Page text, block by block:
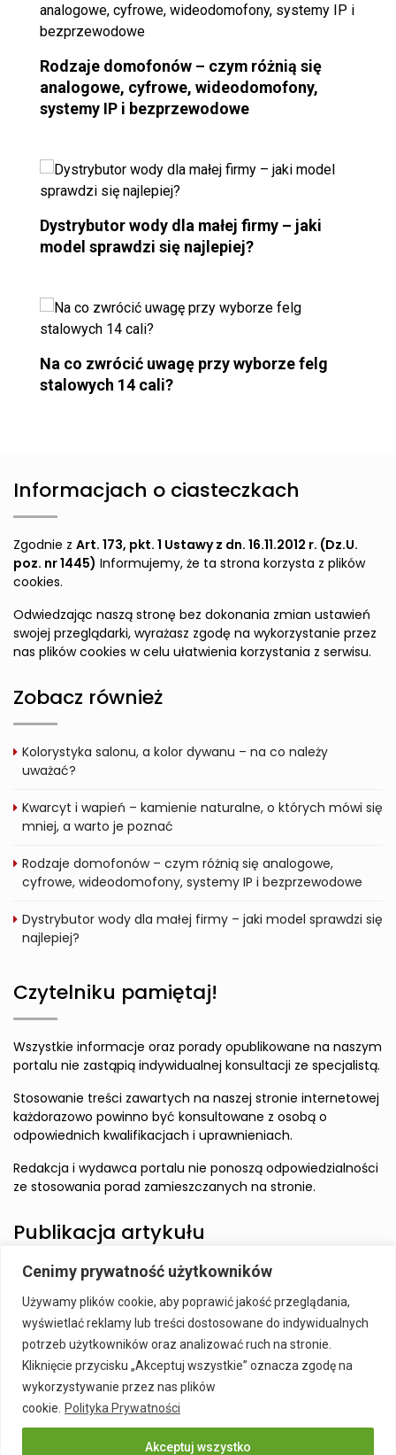
Cenimy prywatność użytkowników
Używamy plików cookie, aby poprawić jakość przeglądania,
wyświetlać reklamy lub treści dostosowane do indywidualnych
potrzeb użytkowników oraz analizować ruch na stronie.
Kliknięcie przycisku „Akceptuj wszystkie” oznacza zgodę na
wykorzystywanie przez nas plików
cookie. Polityka Prywatności
Akceptuj wszystko
Rodzaje domofonów – czym różnią się
analogowe, cyfrowe, wideodomofony,
systemy IP i bezprzewodowe
Dystrybutor wody dla małej firmy – jaki
model sprawdzi się najlepiej?
Na co zwrócić uwagę przy wyborze felg
stalowych 14 cali?
Informacjach o ciasteczkach
Zgodnie z Art. 173, pkt. 1 Ustawy z dn. 16.11.2012 r. (Dz.U.
poz. nr 1445) Informujemy, że ta strona korzysta z plików
cookies.
Odwiedzając naszą stronę bez dokonania zmian ustawień
swojej przeglądarki, wyrażasz zgodę na wykorzystanie przez
nas plików cookies w celu ułatwienia korzystania z serwisu.
Zobacz również
Kolorystyka salonu, a kolor dywanu – na co należy
uważać?
Kwarcyt i wapień – kamienie naturalne, o których mówi się
mniej, a warto je poznać
Rodzaje domofonów – czym różnią się analogowe,
cyfrowe, wideodomofony, systemy IP i bezprzewodowe
Dystrybutor wody dla małej firmy – jaki model sprawdzi się
najlepiej?
Czytelniku pamiętaj!
Wszystkie informacje oraz porady opublikowane na naszym
portalu nie zastąpią indywidualnej konsultacji ze specjalistą.
Stosowanie treści zawartych na naszej stronie internetowej
każdorazowo powinno być konsultowane z osobą o
odpowiednich kwalifikacjach i uprawnieniach.
Redakcja i wydawca portalu nie ponoszą odpowiedzialności
ze stosowania porad zamieszczanych na stronie.
Publikacja artykułu
naszym serwisie.
Szczegóły: Publikacja Artykułu